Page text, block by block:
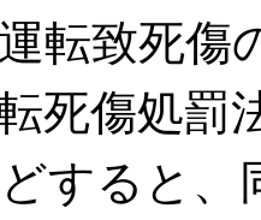
転致死傷
死傷処罰
すると、